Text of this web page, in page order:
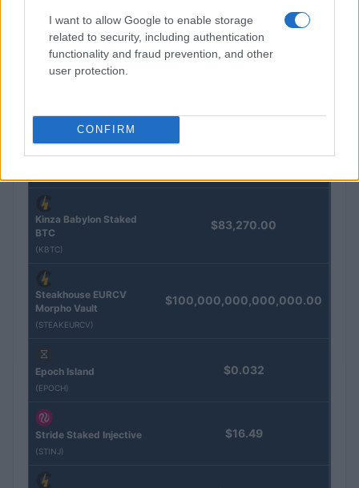
I want to allow Google to enable storage
related to security, including authentication
functionality and fraud prevention, and other
user protection.
CONFIRM
QUOTAZIONI CRYPTO
Eureka Bridged PAX
Gold (Terra
Kinza Babylon Staked
BTC
(KBTC)
$83,270.00
Steakhouse EURCV
Morpho Vault
(STEAKEURCV)
$100,000,000,000,000.00
Epoch Island
(EPOCH)
$0.032
Stride Staked Injective
(STINJ)
$16.49